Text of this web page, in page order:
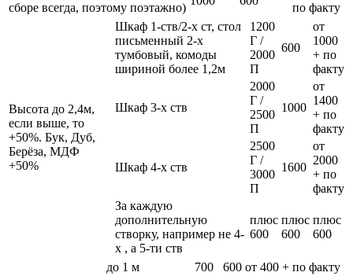
сборе всегда, поэтому поэтажно)
по факту
Высота до 2,4м,
если выше, то
+50%. Бук, Дуб,
Берёза, МДФ
+50%
Шкаф 1-ств/2-х ст, стол
письменный 2-х
тумбовый, комоды
шириной более 1,2м
1200
Г /
2000
П
600
от
1000
+ по
факту
Шкаф 3-х ств
2000
Г /
2500
П
1000
от
1400
+ по
факту
Шкаф 4-х ств
2500
Г /
3000
П
1600
от
2000
+ по
факту
За каждую
дополнительную
створку, например не 4-
х , а 5-ти ств
плюс
600
плюс
600
плюс
600
до 1 м 700 600 от 400 + по факту